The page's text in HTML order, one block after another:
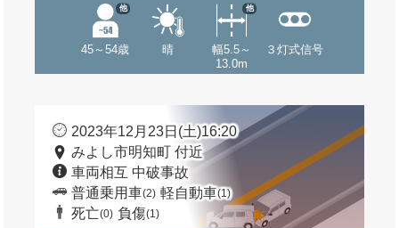
45～54歳
他
晴
幅5.5～
13.0m
他
３灯式信号
2023年12月23日(土)16:20
みよし市明知町 付近
車両相互 中破事故
普通乗用車(2) 軽自動車(1)
死亡(0) 負傷(1)